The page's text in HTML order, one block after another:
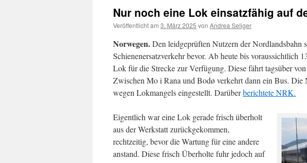
Nur noch eine Lok einsatzfähig auf
Veröffentlicht am 3. März 2025 von Andrea Seliger
Norwegen.Den leidgeprüften Nutzern der Nordlandsbahn
Schienenersatzverkehr bevor. Ab heute bis voraussichtlich
Lok für die Strecke zur Verfügung. Diese fährt tagsüber
Zwischen Mo i Rana und Bodø verkehrt dann ein Bus. Die
wegen Lokmangels eingestellt. Darüberberichtete NRK.
Eigentlich war eine Lok gerade frisch überholt
aus der Werkstatt zurückgekommen,
rechtzeitig, bevor die Wartung für eine andere
anstand. Diese frisch Überholte fuhr jedoch auf